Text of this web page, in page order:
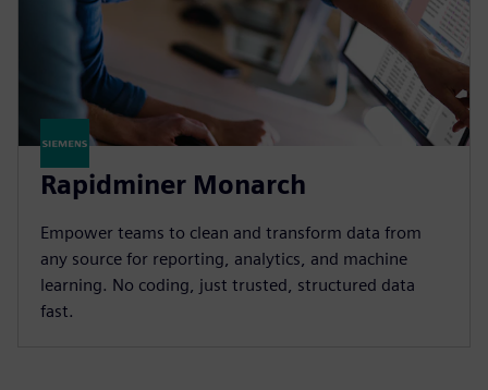
Rapidminer Monarch
Empower teams to clean and transform data from
any source for reporting, analytics, and machine
learning. No coding, just trusted, structured data
fast.